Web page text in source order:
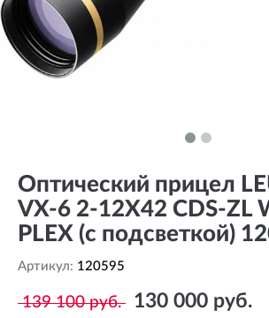
Оптический прицел
VX-6 2-12X42 CDS-ZL
PLEX (с подсветкой)
Артикул: 120595
139 100 руб. 130 000 руб.